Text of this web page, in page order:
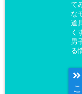
て
な
道
く
男
る